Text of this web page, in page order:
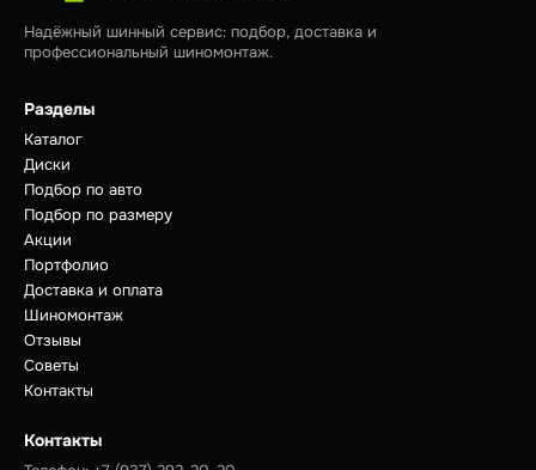
Надёжный шинный сервис: подбор, доставка и
профессиональный шиномонтаж.
Разделы
Каталог
Диски
Подбор по авто
Подбор по размеру
Акции
Портфолио
Доставка и оплата
Шиномонтаж
Отзывы
Советы
Контакты
Контакты